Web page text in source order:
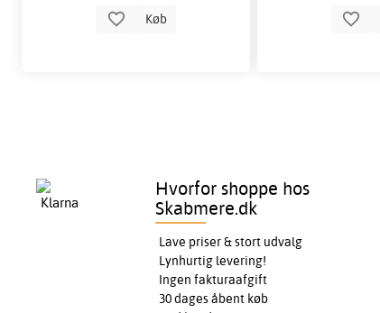
Køb
Hvorfor shoppe hos
Skabmere.dk
Lave priser & stort udvalg
Lynhurtig levering!
Ingen fakturaafgift
30 dages åbent køb